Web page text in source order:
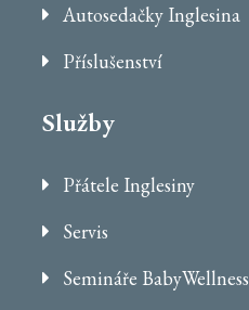
Autosedačky Inglesina
Příslušenství
Služby
Přátele Inglesiny
Servis
Semináře BabyWellness